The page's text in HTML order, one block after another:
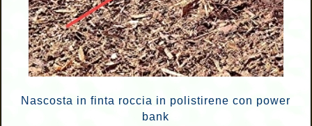
Nascosta in finta roccia in polistirene con power
bank